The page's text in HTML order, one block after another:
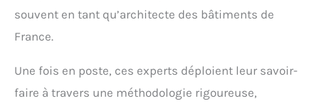
souvent en tant qu’architecte des bâtiments de
France.
Une fois en poste, ces experts déploient leur savoir-
faire à travers une méthodologie rigoureuse,